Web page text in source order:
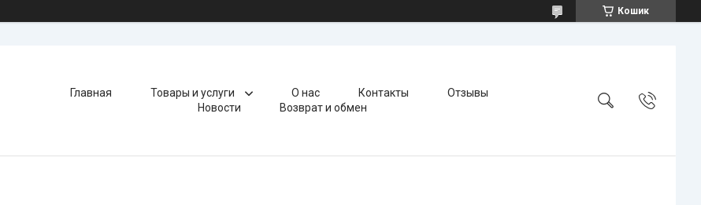
Кошик
Главная Товары и услуги О нас Контакты
Отзывы
Новости
Возврат и обмен